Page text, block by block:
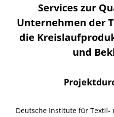
Services zur
Unternehmen der
die
und
Deutsche Institute für Textil-